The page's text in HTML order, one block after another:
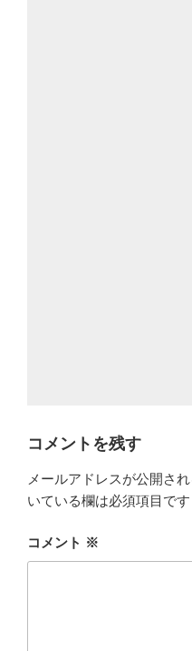
コメントを残す
メールアドレスが公開さ
いている欄は必須項目です
コメント ※